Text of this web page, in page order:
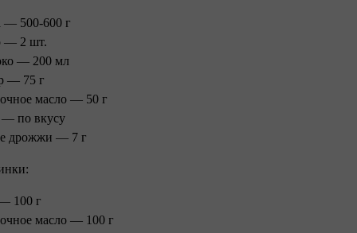
— 500-600 г⠀
— 2 шт.⠀
— 200 мл⠀
— 75 г⠀
масло — 50 г⠀
по вкусу⠀
дрожжи — 7 г⠀ ⠀
⠀
100 г⠀
масло — 100 г⠀